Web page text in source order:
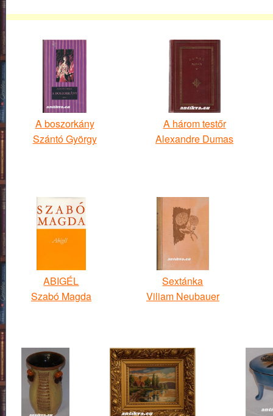
A boszorkány
Szántó György
A három testőr
Alexandre Dumas
ABIGÉL
Szabó Magda
Sextánka
Viliam Neubauer